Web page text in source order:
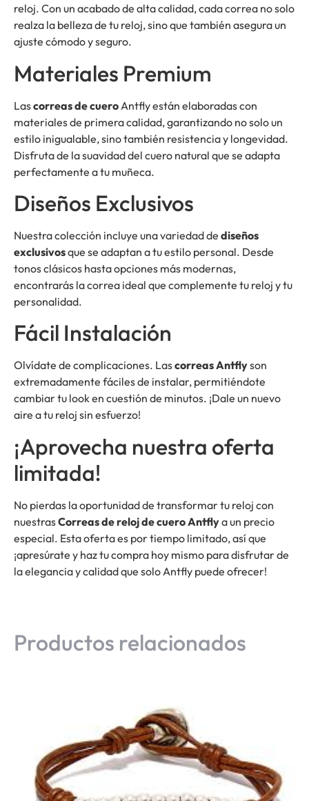
reloj. Con un acabado de alta calidad, cada correa no solo
realza la belleza de tu reloj, sino que también asegura un
ajuste cómodo y seguro.
Materiales Premium
Lascorreas de cuero Antfly están elaboradas con
materiales de primera calidad, garantizando no solo un
estilo inigualable, sino también resistencia y longevidad.
Disfruta de la suavidad del cuero natural que se adapta
perfectamente a tu muñeca.
Diseños Exclusivos
Nuestra colección incluye una variedad de diseños
exclusivosque se adaptan a tu estilo personal. Desde
tonos clásicos hasta opciones más modernas,
encontrarás la correa ideal que complemente tu reloj y tu
personalidad.
Fácil Instalación
Olvídate de complicaciones. Lascorreas Antflyson
extremadamente fáciles de instalar, permitiéndote
cambiar tu look en cuestión de minutos. ¡Dale un nuevo
aire a tu reloj sin esfuerzo!
¡Aprovecha nuestra oferta
limitada!
No pierdas la oportunidad de transformar tu reloj con
nuestrasCorreas de reloj de cuero Antflya un precio
especial. Esta oferta es por tiempo limitado, así que
¡apresúrate y haz tu compra hoy mismo para disfrutar de
la elegancia y calidad que solo Antfly puede ofrecer!
Productos relacionados